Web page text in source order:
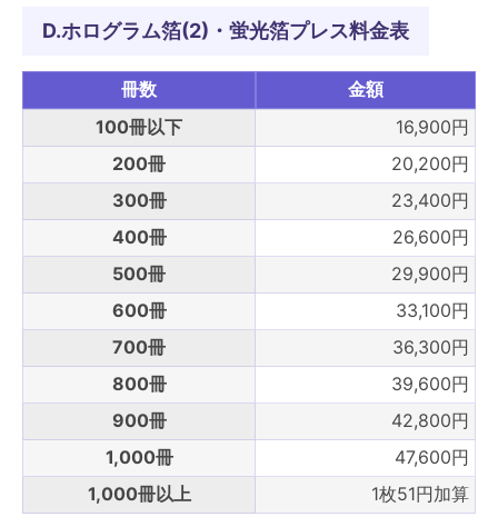
D.ホログラム箔(2)・蛍光箔プレス料金表
冊数
金額
100冊以下
16,900円
200冊
20,200円
300冊
23,400円
400冊
26,600円
500冊
29,900円
600冊
33,100円
700冊
36,300円
800冊
39,600円
900冊
42,800円
1,000冊
47,600円
1,000冊以上
1枚51円加算